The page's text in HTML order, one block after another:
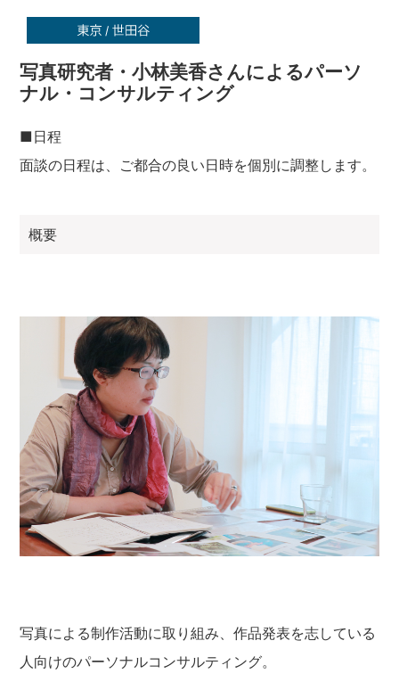
写真研究者・小林美香さんによるパーソ
ナル・コンサルティング
■日程
面談の日程は、ご都合の良い日時を個別に調整します。
概要
写真による制作活動に取り組み、作品発表を志している
人向けのパーソナルコンサルティング。